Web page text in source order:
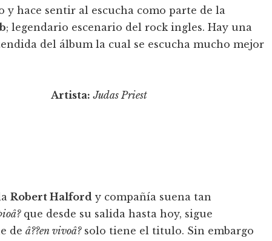
y hace sentir al escucha como parte de la
; legendario escenario del rock ingles. Hay una
del álbum la cual se escucha mucho mejor
Artista: Judas Priest
Robert Halford y compañí­a suena tan
que desde su salida hasta hoy, sigue
de â??en vivoâ?solo tiene el titulo. Sin embargo